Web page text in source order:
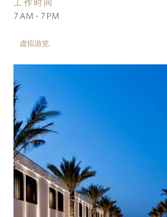
工作时间
7 AM - 7 PM
虚拟游览